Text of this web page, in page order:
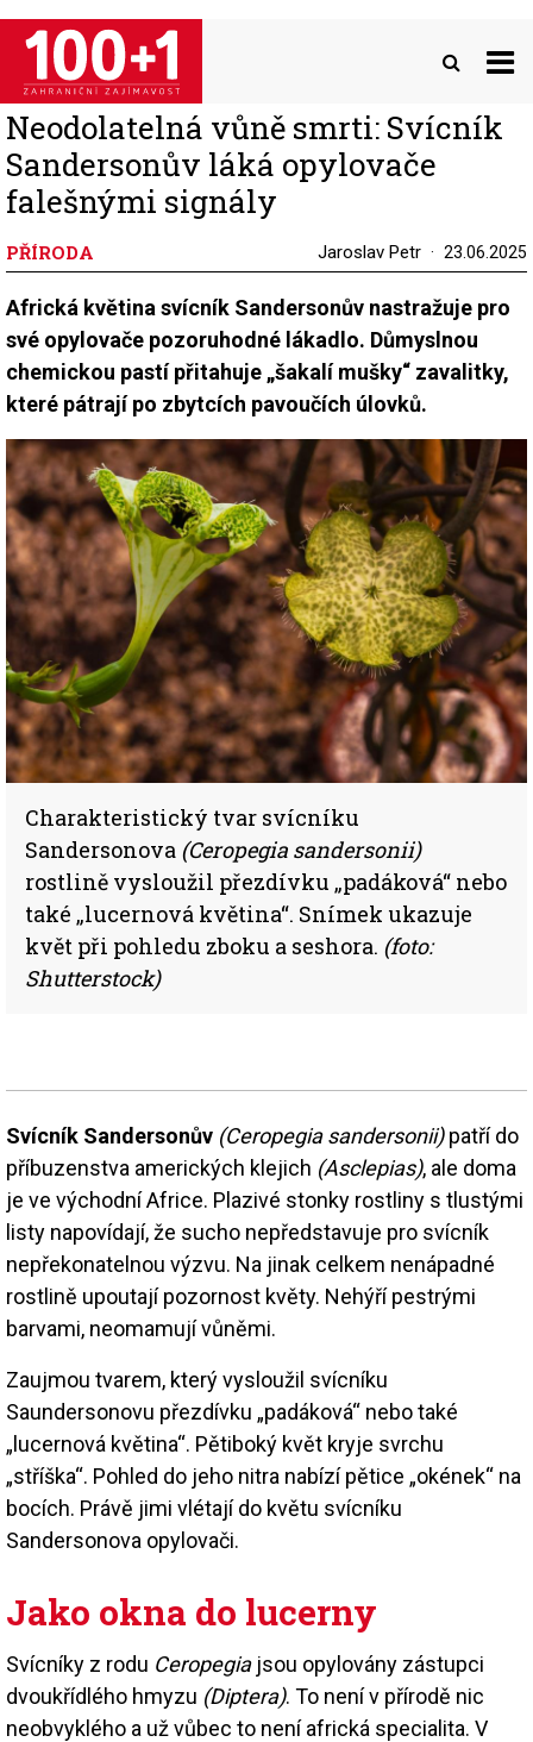
Přejít
hlavnímu
obsahu
Neodolatelná vůně smrti: Svícník
Sandersonův láká opylovače
falešnými signály
PŘÍRODA Jaroslav Petr 23.06.2025
Africká květina svícník Sandersonův nastražuje pro
své opylovače pozoruhodné lákadlo. Důmyslnou
chemickou pastí přitahuje „šakalí mušky“ zavalitky,
které pátrají po zbytcích pavoučích úlovků.
Charakteristický tvar svícníku
Sandersonova (Ceropegia sandersonii)
rostlině vysloužil přezdívku „padáková“ nebo
také „lucernová květina“. Snímek ukazuje
květ při pohledu zboku a seshora. (foto:
Shutterstock)
Svícník Sandersonův (Ceropegia sandersonii)patří do
příbuzenstva amerických klejich (Asclepias), ale doma
je ve východní Africe. Plazivé stonky rostliny s tlustými
listy napovídají, že sucho nepředstavuje pro svícník
nepřekonatelnou výzvu. Na jinak celkem nenápadné
rostlině upoutají pozornost květy. Nehýří pestrými
barvami, neomamují vůněmi.
Zaujmou tvarem, který vysloužil svícníku
Saundersonovu přezdívku „padáková“ nebo také
„lucernová květina“. Pětiboký květ kryje svrchu
„stříška“. Pohled do jeho nitra nabízí pětice „okének“ na
bocích. Právě jimi vlétají do květu svícníku
Sandersonova opylovači.
Jako okna do lucerny
Svícníky z rodu Ceropegiajsou opylovány zástupci
dvoukřídlého hmyzu (Diptera). To není v přírodě nic
neobvyklého a už vůbec to není africká specialita. V